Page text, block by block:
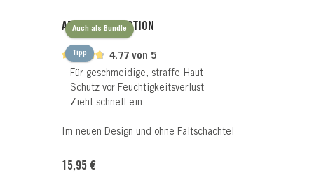
Tipp
Auch als Bundle
4.77 von 5
ARGAN BODY LOTION
Für geschmeidige, straffe Haut
Schutz vor Feuchtigkeitsverlust
Zieht schnell ein
Im neuen Design und ohne Faltschachtel
15,95 €